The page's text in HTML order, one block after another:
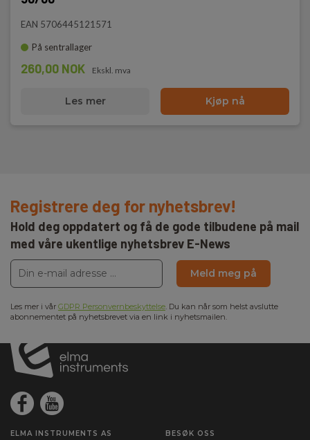
EAN 5706445121571
På sentrallager
260,00 NOK Ekskl. mva
Les mer Kjøp nå
Registrere deg for nyhetsbrev!
Hold deg oppdatert og få de gode tilbudene på mail
med våre ukentlige nyhetsbrev E-News
Meld meg på
Les mer i vår GDPR Personvernbeskyttelse. Du kan når som helst avslutte
abonnementet på nyhetsbrevet via en link i nyhetsmailen.
ELMA INSTRUMENTS AS BESØK OSS